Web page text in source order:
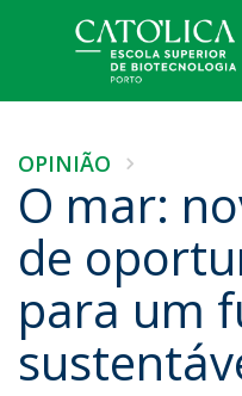
OPINIÃO
O mar:
de
para um